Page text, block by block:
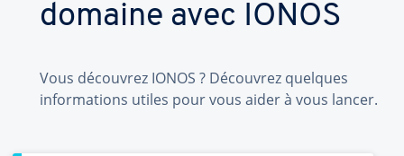
domaine avec IONOS
Vous découvrez IONOS ? Découvrez quelques
informations utiles pour vous aider à vous lancer.